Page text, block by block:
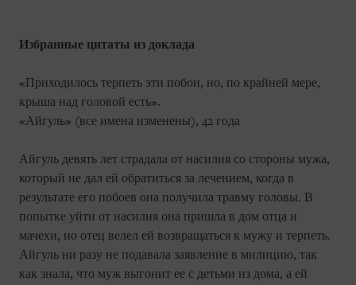
Избранные цитаты из доклада
«Приходилось терпеть эти побои, но, по крайней мере,
крыша над головой есть».
«Айгуль» (все имена изменены), 42 года
Айгуль девять лет страдала от насилия со стороны мужа,
который не дал ей обратиться за лечением, когда в
результате его побоев она получила травму головы. В
попытке уйти от насилия она пришла в дом отца и
мачехи, но отец велел ей возвращаться к мужу и терпеть.
Айгуль ни разу не подавала заявление в милицию, так
как знала, что муж выгонит ее с детьми из дома, а ей